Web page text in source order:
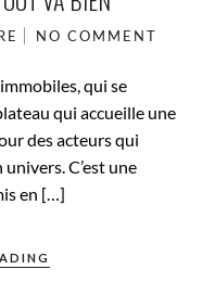
NO COMMENT
qui se
qui accueille une
des acteurs qui
C’est une
en […]